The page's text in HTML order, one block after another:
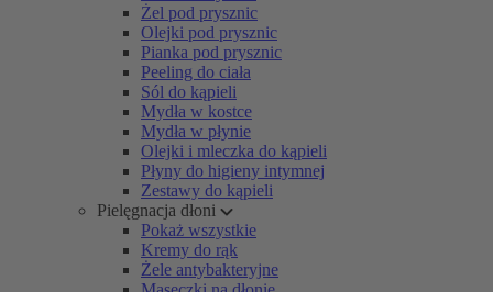
Żel pod prysznic
Olejki pod prysznic
Pianka pod prysznic
Peeling do ciała
Sól do kąpieli
Mydła w kostce
Mydła w płynie
Olejki i mleczka do kąpieli
Płyny do higieny intymnej
Zestawy do kąpieli
Pielęgnacja dłoni
Pokaż wszystkie
Kremy do rąk
Żele antybakteryjne